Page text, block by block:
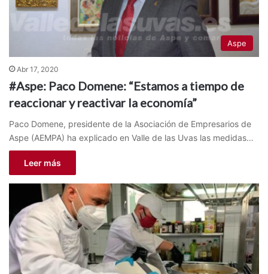
Aspe
Abr 17, 2020
#Aspe: Paco Domene: “Estamos a tiempo de
reaccionar y reactivar la economía”
Paco Domene, presidente de la Asociación de Empresarios de
Aspe (AEMPA) ha explicado en Valle de las Uvas las medidas…
Leer más